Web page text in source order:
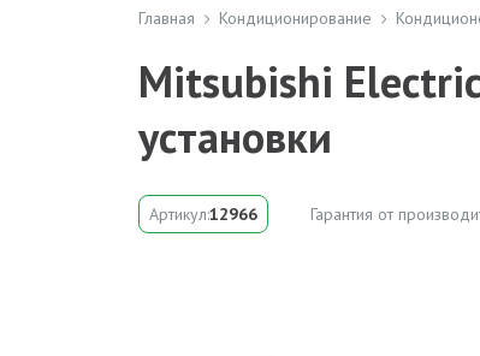
Главная Кондиционирование
Mitsubishi
установки
Артикул:12966 Гарантия от